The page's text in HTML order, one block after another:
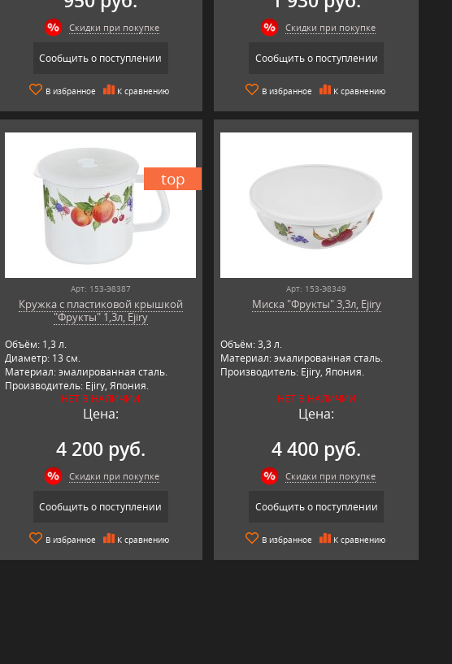
Скидки при покупке
Сообщить о поступлении
В избранное К сравнению
Скидки при покупке
Сообщить о поступлении
В избранное К сравнению
top
Арт: 153-Э8387
Кружка с пластиковой крышкой
"Фрукты" 1,3л, Ejiry
Объём: 1,3 л.
Диаметр: 13 см.
Материал: эмалированная сталь.
Производитель: Ejiry, Япония.
НЕТ В НАЛИЧИИ
Цена:
4 200 руб.
Скидки при покупке
Сообщить о поступлении
В избранное К сравнению
Арт: 153-Э8349
Миска "Фрукты" 3,3л, Ejiry
Объём: 3,3 л.
Материал: эмалированная сталь.
Производитель: Ejiry, Япония.
НЕТ В НАЛИЧИИ
Цена:
4 400 руб.
Скидки при покупке
Сообщить о поступлении
В избранное К сравнению